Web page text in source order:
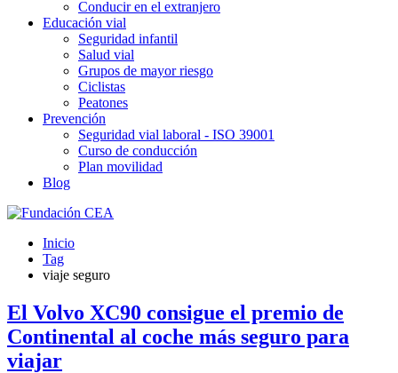
Conducir en el extranjero
Educación vial
Seguridad infantil
Salud vial
Grupos de mayor riesgo
Ciclistas
Peatones
Prevención
Seguridad vial laboral - ISO 39001
Curso de conducción
Plan movilidad
Blog
Inicio
Tag
viaje seguro
El Volvo XC90 consigue el premio de
Continental al coche más seguro para
viajar